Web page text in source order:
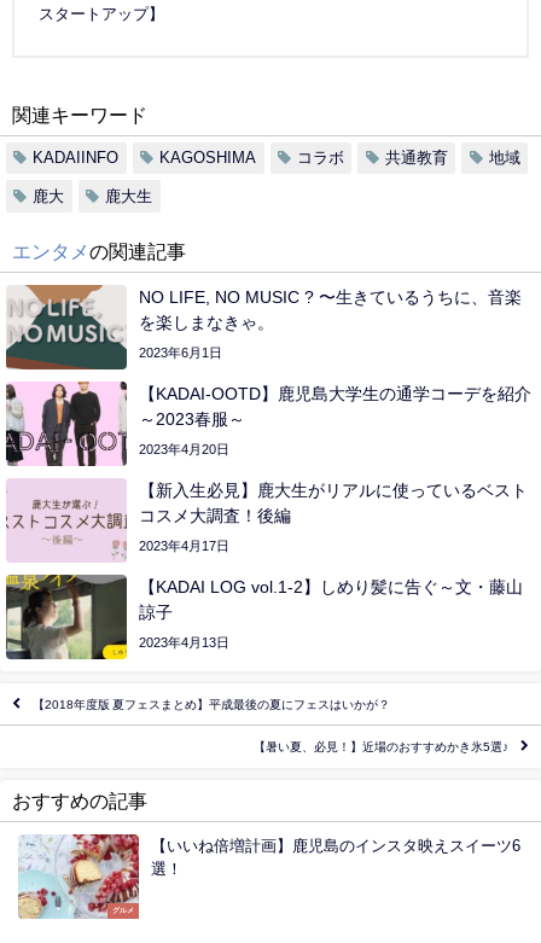
スタートアップ】
関連キーワード
KADAIINFO KAGOSHIMA コラボ 共通教育 地域
鹿大 鹿大生
エンタメの関連記事
NO LIFE, NO MUSIC ? 〜生きているうちに、音楽
を楽しまなきゃ。
2023年6月1日
【KADAI-OOTD】鹿児島大学生の通学コーデを紹介
～2023春服～
2023年4月20日
【新入生必見】鹿大生がリアルに使っているベスト
コスメ大調査！後編
2023年4月17日
【KADAI LOG vol.1-2】しめり髪に告ぐ～文・藤山
諒子
2023年4月13日
【2018年度版 夏フェスまとめ】平成最後の夏にフェスはいかが？
【暑い夏、必見！】近場のおすすめかき氷5選♪
おすすめの記事
グルメ
【いいね倍増計画】鹿児島のインスタ映えスイーツ6
選！